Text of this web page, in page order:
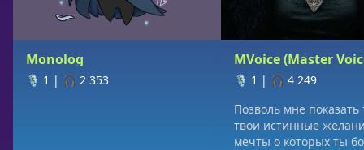
Monolog
🎙️ 1 | 🎧 2 353
MVoice (Master
🎙️ 1 | 🎧 4 249
Позволь мне показать
твои истинные
мечты о которых ты